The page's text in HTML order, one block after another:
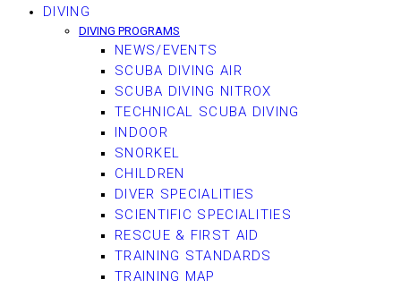
DIVING
DIVING PROGRAMS
NEWS/EVENTS
SCUBA DIVING AIR
SCUBA DIVING NITROX
TECHNICAL SCUBA DIVING
INDOOR
SNORKEL
CHILDREN
DIVER SPECIALITIES
SCIENTIFIC SPECIALITIES
RESCUE & FIRST AID
TRAINING STANDARDS
TRAINING MAP